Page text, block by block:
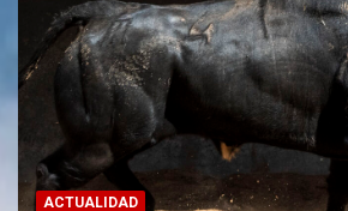
ACTUALIDAD